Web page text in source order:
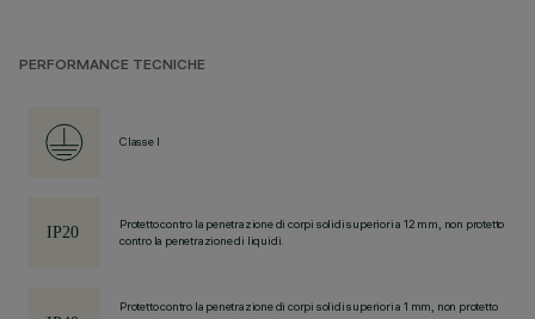
PERFORMANCE TECNICHE
Classe I
Protetto contro la penetrazione di corpi solidi superiori a 12 mm, non protetto
contro la penetrazione di liquidi.
Protetto contro la penetrazione di corpi solidi superiori a 1 mm, non protetto